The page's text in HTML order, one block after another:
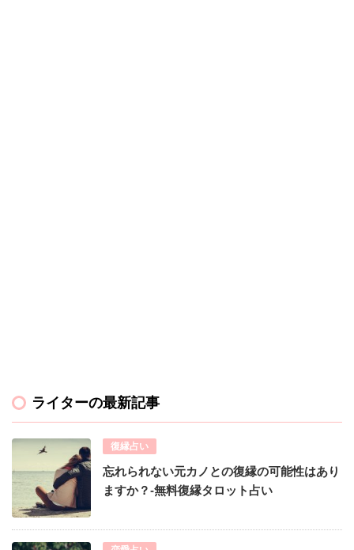
ライターの最新記事
復縁占い
忘れられない元カノとの復縁の可能性はあり
ますか？-無料復縁タロット占い